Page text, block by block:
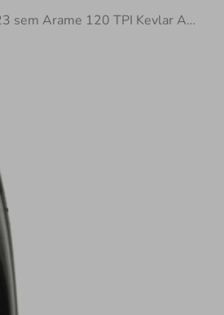
Pneu Corsa Pro 700x23 sem Arame 120 TPI Kevlar APS Dual Compound Preto